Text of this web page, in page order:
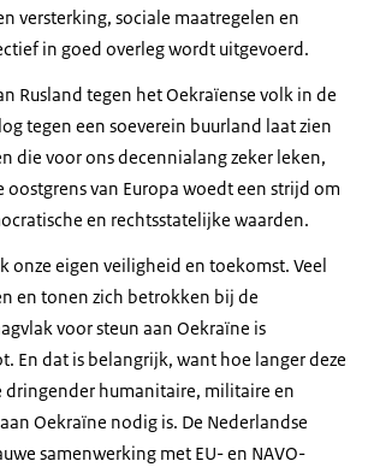
versterking, sociale maatregelen en
in goed overleg wordt uitgevoerd.
Rusland tegen het Oekraïense volk in de
tegen een soeverein buurland laat zien
die voor ons decennialang zeker leken,
oostgrens van Europa woedt een strijd om
en rechtsstatelijke waarden.
onze eigen veiligheid en toekomst. Veel
en tonen zich betrokken bij de
voor steun aan Oekraïne is
En dat is belangrijk, want hoe langer deze
dringender humanitaire, militaire en
Oekraïne nodig is. De Nederlandse
samenwerking met EU- en NAVO-